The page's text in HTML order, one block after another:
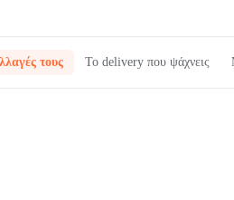
τους Το delivery που ψάχνεις